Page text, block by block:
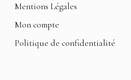
Mentions Légales
Mon compte
Politique de confidentialité